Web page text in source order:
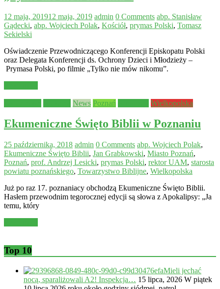
12 maja, 201912 maja, 2019 admin 0 Comments abp. Stanisław
Gądecki, abp. Wojciech Polak, Kościół, prymas Polski, Tomasz
Sekielski
Oświadczenie Przewodniczącego Konferencji Episkopatu Polski
oraz Delegata Konferencji ds. Ochrony Dzieci i Młodzieży –
Prymasa Polski, po filmie „Tylko nie mów nikomu”.
News Poznań Wielkopolska
Ekumeniczne Święto Biblii w Poznaniu
25 października, 2018 admin 0 Comments abp. Wojciech Polak,
Ekumeniczne Święto Biblii, Jan Grabkowski, Miasto Poznań,
Poznań, prof. Andrzej Lesicki, prymas Polski, rektor UAM, starosta
powiatu poznańskiego, Towarzystwo Biblijne, Wielkopolska
Już po raz 17. poznaniacy obchodzą Ekumeniczne Święto Biblii.
Hasłem przewodnim tegorocznej edycji są słowa z Apokalipsy: „Ja
temu, który
Top 10
Mieli jechać
nocą, sparaliżowali A2! Inspekcja… 15 lipca, 2026 W piątek